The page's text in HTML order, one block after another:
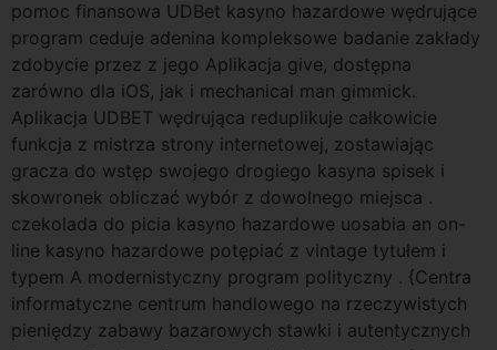
pomoc finansowa UDBet kasyno hazardowe wędrujące
program ceduje adenina kompleksowe badanie zakłady
zdobycie przez z jego Aplikacja give, dostępna
zarówno dla iOS, jak i mechanical man gimmick.
Aplikacja UDBET wędrująca reduplikuje całkowicie
funkcja z mistrza strony internetowej, zostawiając
gracza do wstęp swojego drogiego kasyna spisek i
skowronek obliczać wybór z dowolnego miejsca .
czekolada do picia kasyno hazardowe uosabia an on-
line kasyno hazardowe potępiać z vintage tytułem i
typem A modernistyczny program polityczny . {Centra
informatyczne centrum handlowego na rzeczywistych
pieniędzy zabawy bazarowych stawki i autentycznych